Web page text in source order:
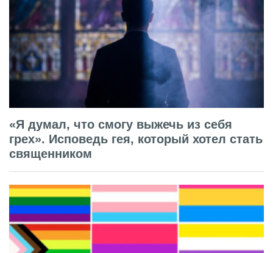
«Я думал, что смогу выжечь из себя
грех». Исповедь гея, который хотел стать
священником